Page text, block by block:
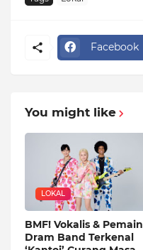
Facebook
You might like
LOKAL
BMF! Vokalis & Pemain
Dram Band Terkenal